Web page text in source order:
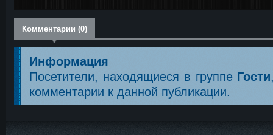
Комментарии (0)
Информация
Посетители, находящиеся в группе Гости
комментарии к данной публикации.